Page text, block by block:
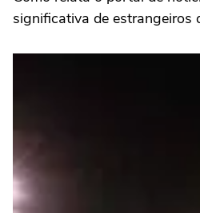
significativa de estrangeiros